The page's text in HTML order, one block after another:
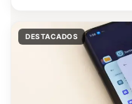
DESTACADOS